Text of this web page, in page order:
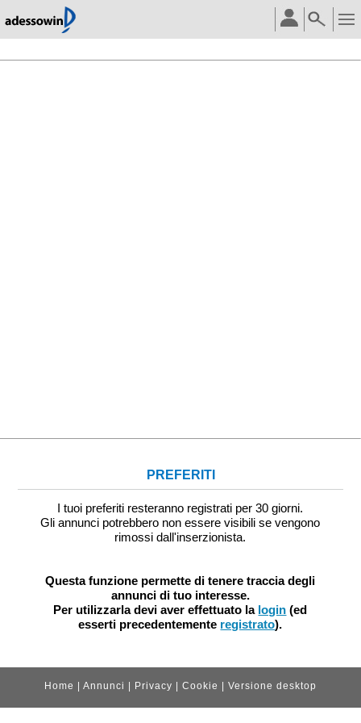
PREFERITI
I tuoi preferiti resteranno registrati per 30 giorni.
Gli annunci potrebbero non essere visibili se vengono
rimossi dall'inserzionista.
Questa funzione permette di tenere traccia degli
annunci di tuo interesse.
Per utilizzarla devi aver effettuato la login (ed
esserti precedentemente registrato).
Home | Annunci | Privacy | Cookie | Versione desktop